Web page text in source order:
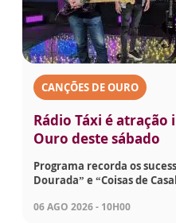
CANÇÕES DE OURO
Rádio Táxi é atração
Ouro deste sábado
Programa recorda os
Dourada” e “Coisas de
06 AGO 2026 - 10H00